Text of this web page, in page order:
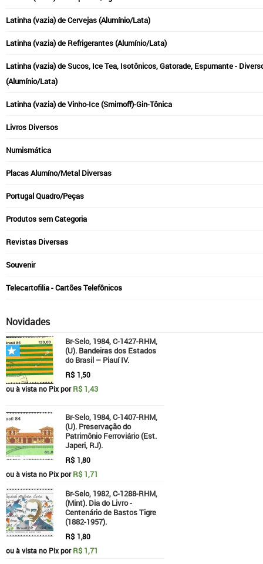
Latinha (vazia) de Cervejas (Alumínio/Lata)
Latinha (vazia) de Refrigerantes (Alumínio/Lata)
Latinha (vazia) de Sucos, Ice Tea, Isotônicos, Gatorade, Espumante -
(Alumínio/Lata)
Latinha (vazia) de Vinho-Ice (Smirnoff)-Gin-Tônica
Livros Diversos
Numismática
Placas Alumíno/Metal Diversas
Portugal Quadro/Peças
Produtos sem Categoria
Revistas Diversas
Souvenir
Telecartofilia - Cartões Telefônicos
Novidades
Br-Selo, 1984, C-1427-RHM,
(U). Bandeiras dos Estados
do Brasil – Piauí IV.
R$ 1,50
ou à vista no Pix porR$ 1,43
Br-Selo, 1984, C-1407-RHM,
(U). Preservação do
Patrimônio Ferroviário (Est.
Japeri, RJ).
R$ 1,80
ou à vista no Pix porR$ 1,71
Br-Selo, 1982, C-1288-RHM,
(Mint). Dia do Livro -
Centenário de Bastos Tigre
(1882-1957).
R$ 1,80
ou à vista no Pix porR$ 1,71